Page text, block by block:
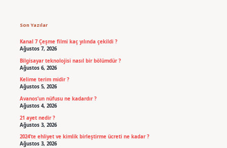
Son Yazılar
Kanal 7 Çeşme filmi kaç yılında çekildi ?
Ağustos 7, 2026
Bilgisayar teknolojisi nasıl bir bölümdür ?
Ağustos 6, 2026
Kelime terim midir ?
Ağustos 5, 2026
Avanos’un nüfusu ne kadardır ?
Ağustos 4, 2026
21 ayet nedir ?
Ağustos 3, 2026
2024’te ehliyet ve kimlik birleştirme ücreti ne kadar ?
Ağustos 3, 2026